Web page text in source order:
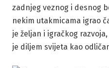
zadnjeg veznog i desnog
nekim utakmicama igrao
je željan i igračkog
je diljem svijeta kao